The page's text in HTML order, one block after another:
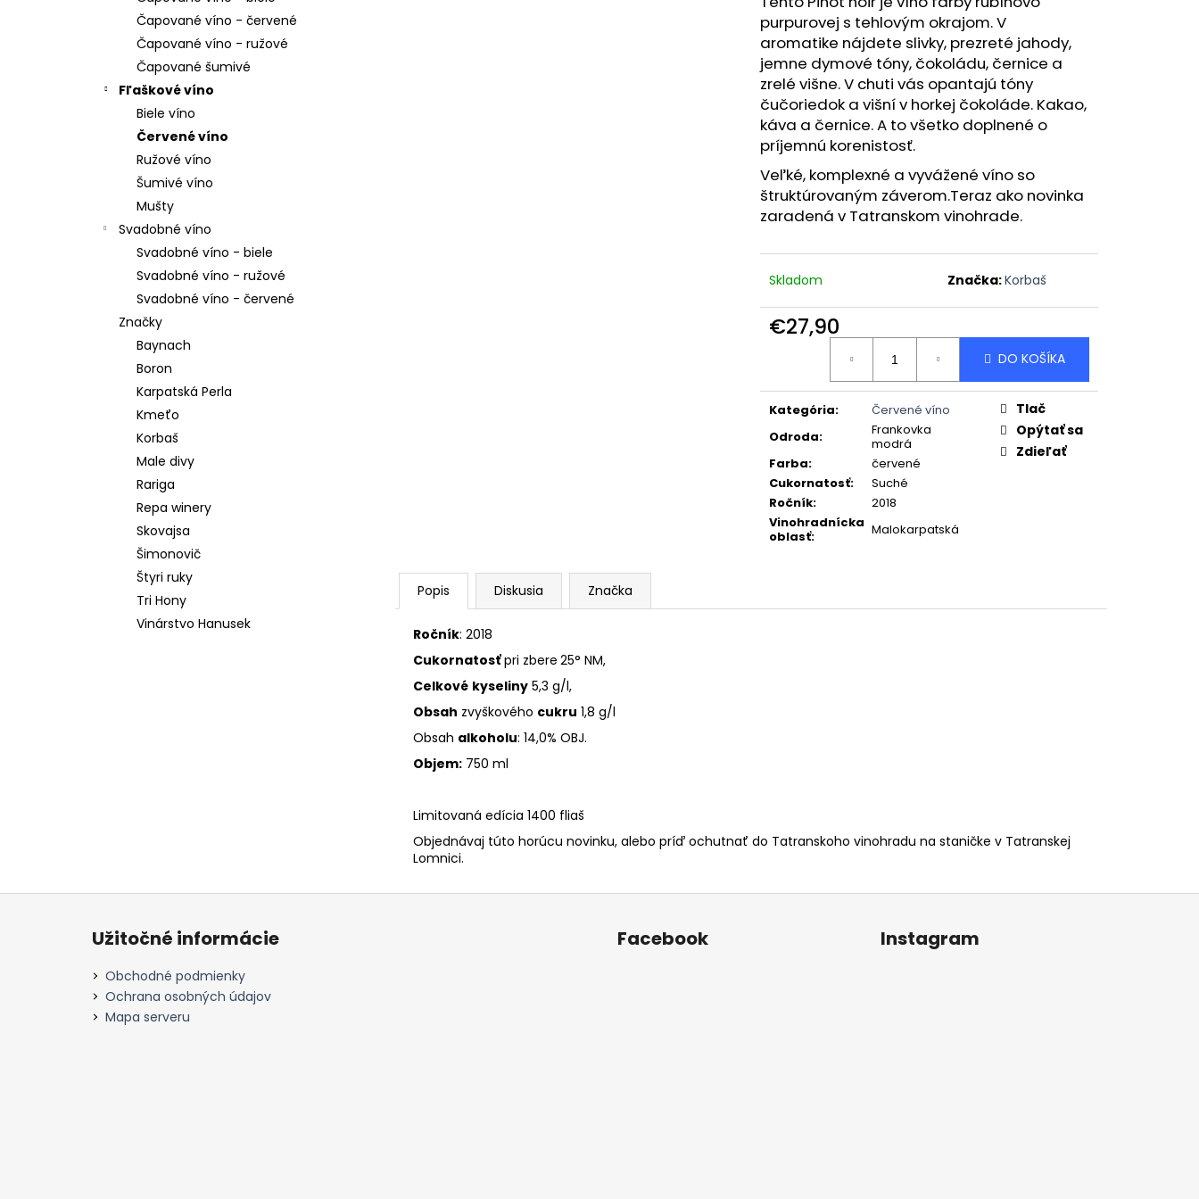
Čapované víno - červené
Čapované víno - ružové
Čapované šumivé
Fľaškové víno
Biele víno
Červené víno
Ružové víno
Šumivé víno
Mušty
Svadobné víno
Svadobné víno - biele
Svadobné víno - ružové
Svadobné víno - červené
Značky
Baynach
Boron
Karpatská Perla
Kmeťo
Korbaš
Male divy
Rariga
Repa winery
Skovajsa
Šimonovič
Štyri ruky
Tri Hony
Vinárstvo Hanusek
purpurovej s tehlovým okrajom. V
aromatike nájdete slivky, prezreté jahody,
jemne dymové tóny, čokoládu, černice a
zrelé višne. V chuti vás opantajú tóny
čučoriedok a višní v horkej čokoláde. Kakao,
káva a černice. A to všetko doplnené o
príjemnú korenistosť.
Veľké, komplexné a vyvážené víno so
štruktúrovaným záverom.Teraz ako novinka
zaradená v Tatranskom vinohrade.
Skladom Značka:Korbaš
€27,90
Jednotková
DO KOŠÍKA
Kategória:
Červené víno
Odroda:
Frankovka
modrá
Farba:
červené
Cukornatosť:
Suché
Ročník:
2018
Vinohradnícka
oblasť: Malokarpatská
Tlač
Opýtať sa
Zdieľať
Popis Diskusia Značka
Ročník: 2018
Cukornatosťpri zbere 25° NM,
Celkové kyseliny 5,3 g/l,
Obsah zvyškového cukru 1,8 g/l
Obsah alkoholu: 14,0% OBJ.
Objem: 750 ml
Limitovaná edícia 1400 fliaš
Objednávaj túto horúcu novinku, alebo príď ochutnať do Tatranskoho vinohradu na staničke v Tatranskej
Lomnici.
SAUVIGNON BLANC
NERONET-SELECTION,2020 SUCHÉ
Z
Užitočné informácie
Obchodné podmienky
Ochrana osobných údajov
Mapa serveru
Facebook Instagram